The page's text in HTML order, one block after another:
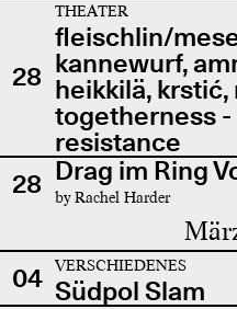
28
THEATER
fleischlin/
kannewurf,
heikkilä, krstić,
togetherness -
resistance
28 Drag im Ring
by Rachel Harder
04 VERSCHIEDENES
Südpol Slam